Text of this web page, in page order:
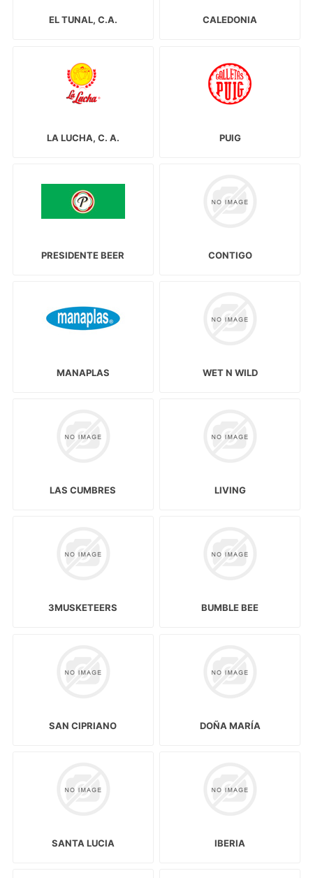
EL TUNAL, C.A. CALEDONIA
LA LUCHA, C. A. PUIG
PRESIDENTE BEER CONTIGO
MANAPLAS WET N WILD
LAS CUMBRES LIVING
3MUSKETEERS BUMBLE BEE
SAN CIPRIANO DOÑA MARÍA
SANTA LUCIA IBERIA